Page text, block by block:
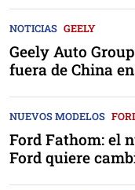
NOTICIAS GEELY
Geely Auto
fuera de China
NUEVOS MODELOS
Ford Fathom: el
Ford quiere